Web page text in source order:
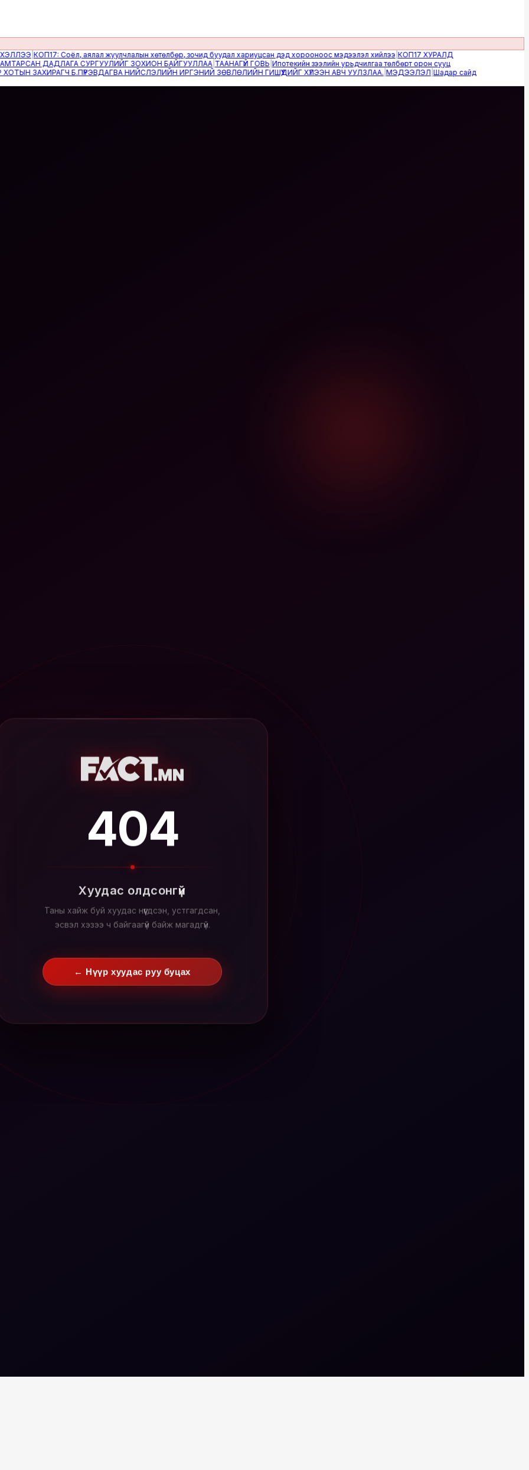
|КОП17: Соёл, аялал жуулчлалын хөтөлбөр, зочид буудал хариуцсан дэд хорооноос мэдээлэл хийлээ|КОП17 ХУРАЛД
ДАДЛАГА СУРГУУЛИЙГ ЗОХИОН БАЙГУУЛЛАА|ТААНАГҮЙ ГОВЬ| Ипотекийн зээлийн урьдчилгаа төлбөрт орон сууц
Б.ПҮРЭВДАГВА НИЙСЛЭЛИЙН ИРГЭНИЙ ЗӨВЛӨЛИЙН ГИШҮҮДИЙГ ХҮЛЭЭН АВЧ УУЛЗЛАА.|МЭДЭЭЛЭЛ|Шадар сайд
404
Хуудас олдсонгүй
Таны хайж буй хуудас нүүгдсэн, устгагдсан,
эсвэл хэзээ ч байгаагүй байж магадгүй.
← Нүүр хуудас руу буцах